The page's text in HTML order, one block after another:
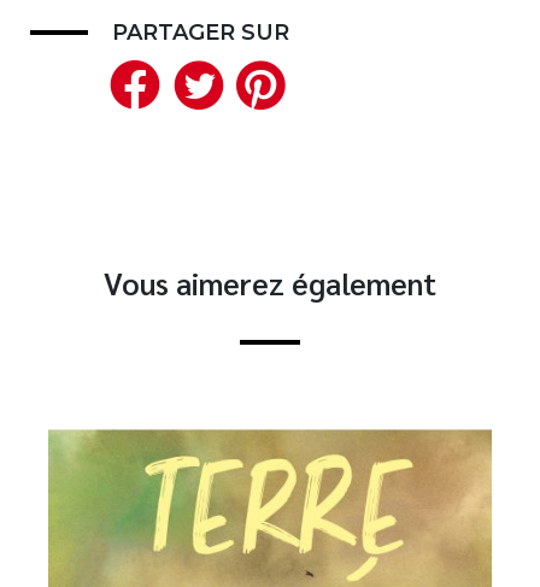
PARTAGER SUR
Facebook
Twitter
Vous aimerez également